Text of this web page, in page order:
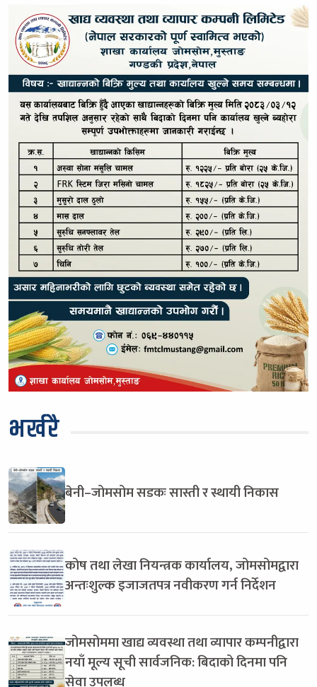
भर्खरै
बेनी–जोमसोम सडकः सास्ती र स्थायी निकास
कोष तथा लेखा नियन्त्रक कार्यालय, जोमसोमद्वारा
अन्तःशुल्क इजाजतपत्र नवीकरण गर्न निर्देशन
जोमसोममा खाद्य व्यवस्था तथा व्यापार कम्पनीद्वारा
नयाँ मूल्य सूची सार्वजनिक: बिदाको दिनमा पनि
सेवा उपलब्ध